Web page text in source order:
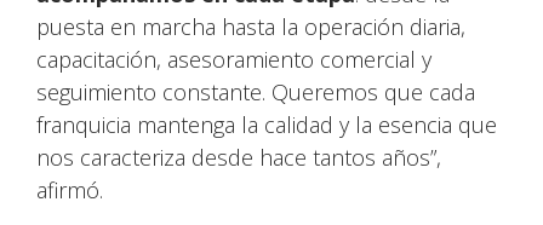
puesta en marcha hasta la operación diaria,
capacitación, asesoramiento comercial y
seguimiento constante. Queremos que cada
franquicia mantenga la calidad y la esencia que
nos caracteriza desde hace tantos años”,
afirmó.